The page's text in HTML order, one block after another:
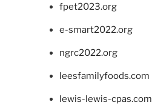
fpet2023.org
e-smart2022.org
ngrc2022.org
leesfamilyfoods.com
lewis-lewis-cpas.com